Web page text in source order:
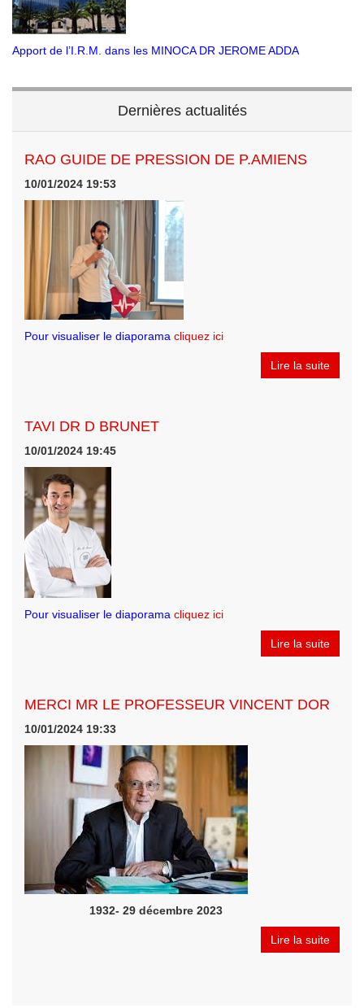
Apport de l’I.R.M. dans les MINOCA DR JEROME ADDA
Dernières actualités
RAO GUIDE DE PRESSION DE P.AMIENS
10/01/2024 19:53
Pour visualiser le diaporama cliquez ici
Lire la suite
TAVI DR D BRUNET
10/01/2024 19:45
Pour visualiser le diaporama cliquez ici
Lire la suite
MERCI MR LE PROFESSEUR VINCENT DOR
10/01/2024 19:33
1932- 29 décembre 2023
Lire la suite